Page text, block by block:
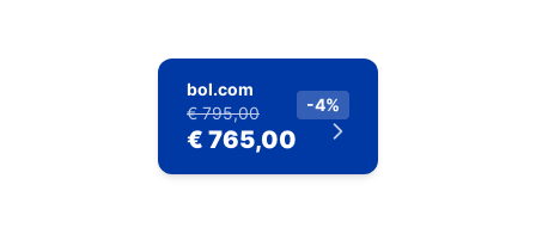
bol.com
€ 795,00
€ 765,00
-4%